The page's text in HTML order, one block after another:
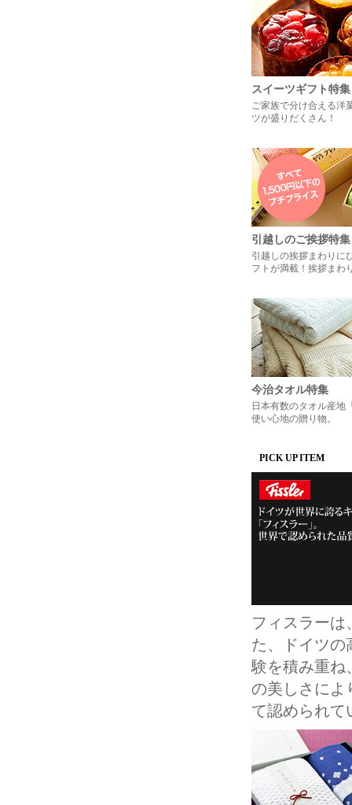
スイーツギフト特集
ご家族で分け合える洋
ツが盛りだくさん！
引越しのご挨拶特集
引越しの挨拶まわりに
フトが満載！挨拶まわ
今治タオル特集
日本有数のタオル産地
使い心地の贈り物。
PICK UP ITEM
フィスラーは
た、ドイツの
験を積み重ね
の美しさによ
て認められて